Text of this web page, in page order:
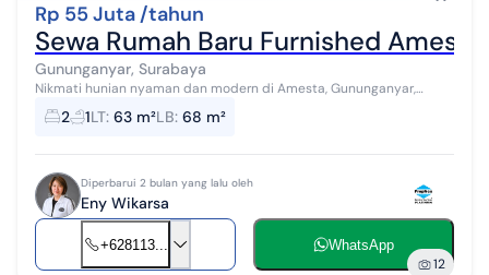
Rp 55 Juta /tahun
Sewa Rumah Baru Furnished
Gununganyar, Surabaya
Nikmati hunian nyaman dan modern di Amesta, Gununganyar,
Surabaya. Rumah 2 lantai yang baru dibangun dan fully furnished ini
menawarkan 2 kamar tid...
2 1LT: 63 m²LB: 68 m²
Diperbarui 2 bulan yang lalu oleh
Eny Wikarsa
+628113... WhatsApp
12